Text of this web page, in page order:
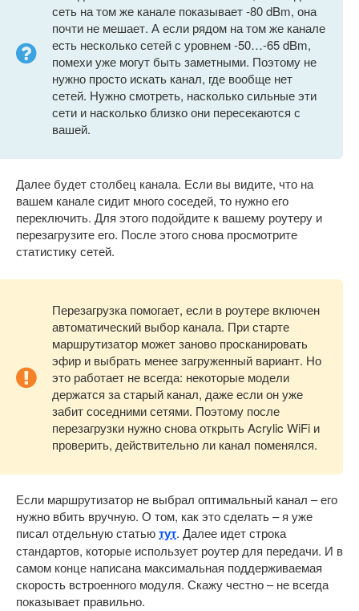
сеть на том же канале показывает -80 dBm, она
почти не мешает. А если рядом на том же канале
есть несколько сетей с уровнем -50…-65 dBm,
помехи уже могут быть заметными. Поэтому не
нужно просто искать канал, где вообще нет
сетей. Нужно смотреть, насколько сильные эти
сети и насколько близко они пересекаются с
вашей.
Далее будет столбец канала. Если вы видите, что на
вашем канале сидит много соседей, то нужно его
переключить. Для этого подойдите к вашему роутеру и
перезагрузите его. После этого снова просмотрите
статистику сетей.
Перезагрузка помогает, если в роутере включен
автоматический выбор канала. При старте
маршрутизатор может заново просканировать
эфир и выбрать менее загруженный вариант. Но
это работает не всегда: некоторые модели
держатся за старый канал, даже если он уже
забит соседними сетями. Поэтому после
перезагрузки нужно снова открыть Acrylic WiFi и
проверить, действительно ли канал поменялся.
Если маршрутизатор не выбрал оптимальный канал – его
нужно вбить вручную. О том, как это сделать – я уже
писал отдельную статьютут. Далее идет строка
стандартов, которые использует роутер для передачи. И в
самом конце написана максимальная поддерживаемая
скорость встроенного модуля. Скажу честно – не всегда
показывает правильно.